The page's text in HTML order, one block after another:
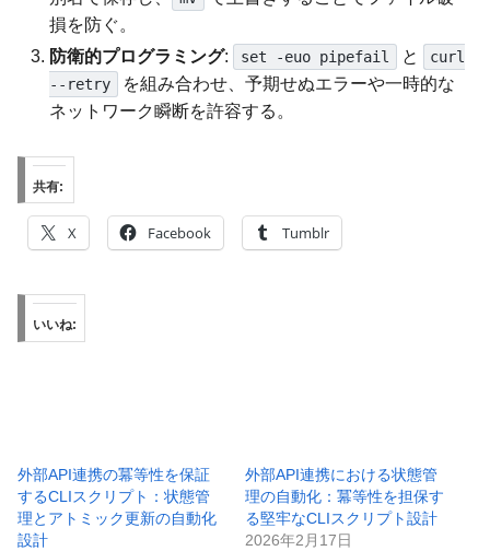
損を防ぐ。
防衛的プログラミング: set -euo pipefail と
curl
--retry
を組み合わせ、予期せぬエラーや一時的な
ネットワーク瞬断を許容する。
共有:
X Facebook Tumblr
いいね:
外部API連携の冪等性を保証
するCLIスクリプト：状態管
理とアトミック更新の自動化
設計
外部API連携における状態管
理の自動化：冪等性を担保す
る堅牢なCLIスクリプト設計
2026年2月17日